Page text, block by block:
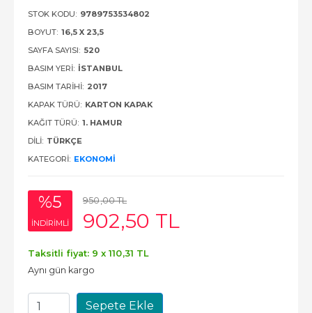
STOK KODU: 9789753534802
BOYUT: 16,5 X 23,5
SAYFA SAYISI: 520
BASIM YERI: İSTANBUL
BASIM TARIHI: 2017
KAPAK TÜRÜ: KARTON KAPAK
KAĞIT TÜRÜ: 1. HAMUR
DILI: TÜRKÇE
KATEGORI: EKONOMI
%5
INDIRIMLI
950,00TL
902,50 TL
Taksitli fiyat: 9 x 110,31 TL
Aynı gün kargo
Sepete Ekle